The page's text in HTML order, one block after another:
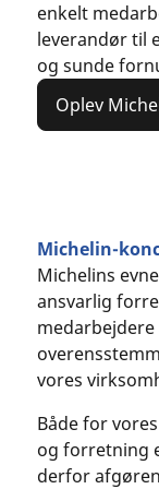
enkelt
leverandør til
og sunde
Oplev
Michelin-
Michelins
ansvarlig
vores
Både for
og forretning
derfor